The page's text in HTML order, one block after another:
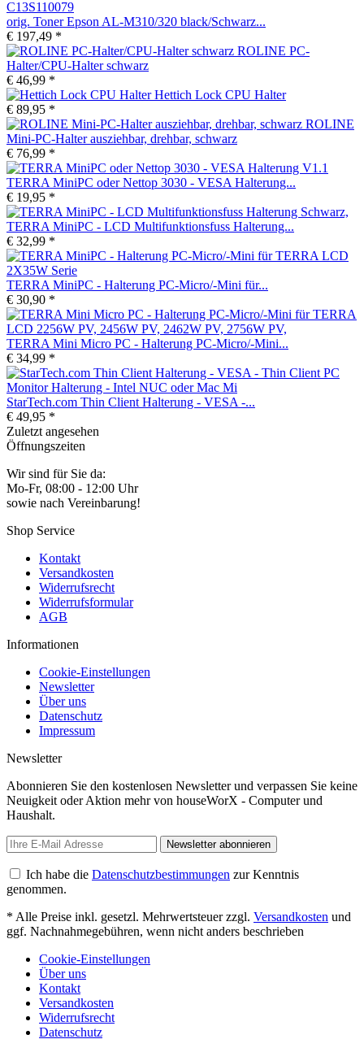
orig. Toner Epson AL-M310/320 black/Schwarz...
€ 197,49 *
ROLINE PC-
Halter/CPU-Halter schwarz
€ 46,99 *
Hettich Lock CPU Halter
€ 89,95 *
ROLINE
Mini-PC-Halter ausziehbar, drehbar, schwarz
€ 76,99 *
TERRA MiniPC oder Nettop 3030 - VESA Halterung...
€ 19,95 *
TERRA MiniPC - LCD Multifunktionsfuss Halterung...
€ 32,99 *
TERRA MiniPC - Halterung PC-Micro/-Mini für...
€ 30,90 *
TERRA Mini Micro PC - Halterung PC-Micro/-Mini...
€ 34,99 *
StarTech.com Thin Client Halterung - VESA -...
€ 49,95 *
Zuletzt angesehen
Öffnungszeiten
Wir sind für Sie da:
Mo-Fr, 08:00 - 12:00 Uhr
sowie nach Vereinbarung!
Shop Service
Kontakt
Versandkosten
Widerrufsrecht
Widerrufsformular
AGB
Informationen
Cookie-Einstellungen
Newsletter
Über uns
Datenschutz
Impressum
Newsletter
Abonnieren Sie den kostenlosen Newsletter und verpassen Sie keine
Neuigkeit oder Aktion mehr von houseWorX - Computer und
Haushalt.
Newsletter abonnieren
Ich habe die Datenschutzbestimmungen zur Kenntnis
genommen.
* Alle Preise inkl. gesetzl. Mehrwertsteuer zzgl. Versandkosten und
ggf. Nachnahmegebühren, wenn nicht anders beschrieben
Cookie-Einstellungen
Über uns
Kontakt
Versandkosten
Widerrufsrecht
Datenschutz